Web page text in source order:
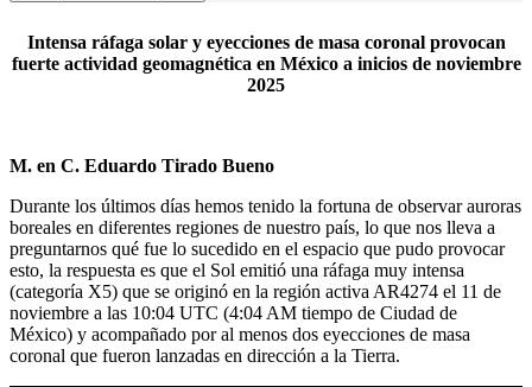
Intensa ráfaga solar y eyecciones de masa coronal provocan
fuerte actividad geomagnética en México a inicios de noviembre
2025
M. en C. Eduardo Tirado Bueno
Durante los últimos días hemos tenido la fortuna de observar auroras
boreales en diferentes regiones de nuestro país, lo que nos lleva a
preguntarnos qué fue lo sucedido en el espacio que pudo provocar
esto, la respuesta es que el Sol emitió una ráfaga muy intensa
(categoría X5) que se originó en la región activa AR4274 el 11 de
noviembre a las 10:04 UTC (4:04 AM tiempo de Ciudad de
México) y acompañado por al menos dos eyecciones de masa
coronal que fueron lanzadas en dirección a la Tierra.